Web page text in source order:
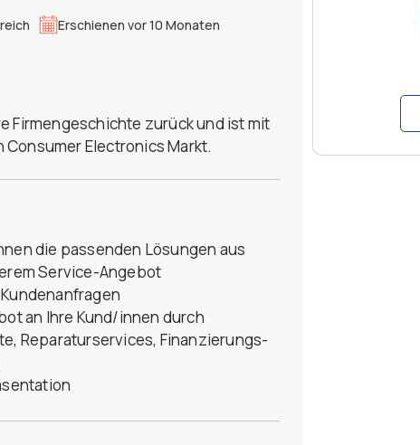
Erschienen vor 10 Monaten
Firmengeschichte zurück und ist mit
Electronics Markt.
die passenden Lösungen aus
Service-Angebot
an Ihre Kund/innen durch
Reparaturservices, Finanzierungs-